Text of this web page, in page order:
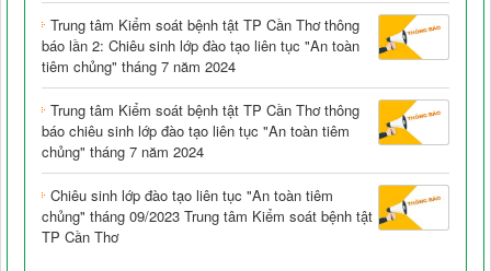
Trung tâm Kiểm soát bệnh tật TP Cần Thơ thông
báo lần 2: Chiêu sinh lớp đào tạo liên tục "An toàn
tiêm chủng" tháng 7 năm 2024
Trung tâm Kiểm soát bệnh tật TP Cần Thơ thông
báo chiêu sinh lớp đào tạo liên tục "An toàn tiêm
chủng" tháng 7 năm 2024
Chiêu sinh lớp đào tạo liên tục "An toàn tiêm
chủng" tháng 09/2023 Trung tâm Kiểm soát bệnh tật
TP Cần Thơ